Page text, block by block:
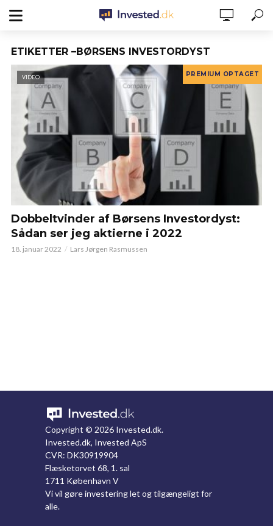
ETIKETTER –BØRSENS INVESTORDYST
VIDEO
Dobbeltvinder af Børsens Investordyst:
Sådan ser jeg aktierne i 2022
18. januar 2022 Lars Jørgen Rasmussen
Copyright © 2026 Invested.dk.
Invested.dk, Invested ApS
CVR: DK30919904
Flæsketorvet 68, 1. sal
1711 København V
Vi vil gøre investering let og tilgængeligt for
alle.